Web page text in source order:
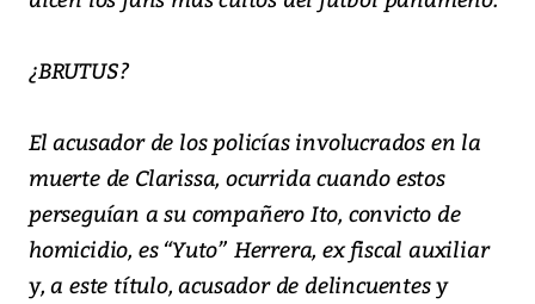
¿BRUTUS?
El acusador de los policías involucrados en la
muerte de Clarissa, ocurrida cuando estos
perseguían a su compañero Ito, convicto de
homicidio, es “Yuto” Herrera, ex fiscal auxiliar
y, a este título, acusador de delincuentes y